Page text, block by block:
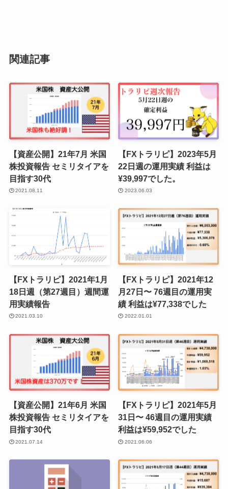
関連記事
【資産公開】21年7月 米国
株投資報告 セミリタイアを
目指す30代
2021.08.11
【FXトラリピ】2023年5月
22日週の運用実績 利益は
¥39,997でした。
2023.06.03
【FXトラリピ】2021年1月
18日週（第27週目）週間運
用実績報告
2021.03.10
【FXトラリピ】2021年12
月27日〜 76週目の運用実
績 利益は¥77,338でした
2022.01.01
【資産公開】21年6月 米国
株投資報告 セミリタイアを
目指す30代
2021.07.14
【FXトラリピ】2021年5月
31日〜 46週目の運用実績
利益は¥59,952でした
2021.06.06